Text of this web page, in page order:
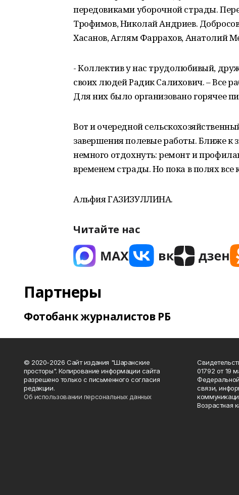
передовиками уборочной страды.
Трофимов, Николай Андриев.
Хасанов, Аглям Фаррахов, Анатолий
- Коллектив у нас трудолюбивый,
своих людей Радик Салихович. – Все
Для них было организовано горячее
Вот и очередной
завершения полевые работы. Ближе к
немного отдохнуть: ремонт и
временем страды. Но пока в полях все
Альфия ГАЗИЗУЛЛИНА.
Читайте нас
Партнеры
Фотобанк журналистов РБ
© 2020-2026 Сайт издания "Шаранские
просторы". Копирование информации сайта
разрешено только с письменного согласия
редакции.
Об использовании персональных данных
01792 от 19
связи,
Возрастная